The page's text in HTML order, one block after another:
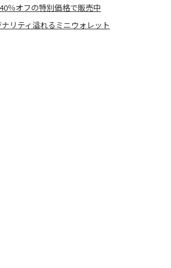
％オフの特別価格で販売中
リティ溢れるミニウォレット